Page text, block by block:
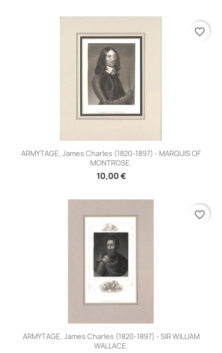
ARMYTAGE, James Charles (1820-1897) - MARQUIS OF
MONTROSE.
10,00 €
favorite_border
ARMYTAGE, James Charles (1820-1897) - SIR WILLIAM
WALLACE.
favorite_border